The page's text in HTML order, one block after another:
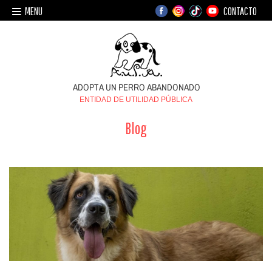
MENU CONTACTO
ENTIDAD DE UTILIDAD PÚBLICA
Blog